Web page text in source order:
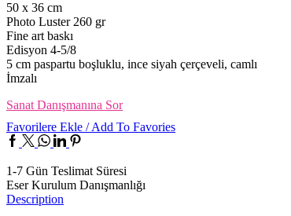
50 x 36 cm
Photo Luster 260 gr
Fine art baskı
Edisyon 4-5/8
5 cm paspartu boşluklu, ince siyah çerçeveli, camlı
İmzalı
Sanat Danışmanına Sor
Favorilere Ekle / Add To Favories
Facebook
Twitter
Whatsapp
Linkedin
Pinterest
1-7 Gün Teslimat Süresi
Eser Kurulum Danışmanlığı
Description